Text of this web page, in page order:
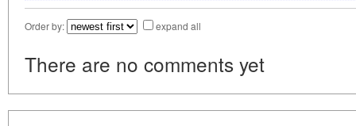
Order by: expand all
There are no comments yet